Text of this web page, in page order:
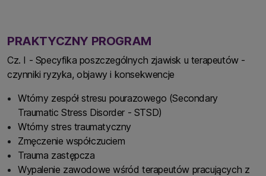
PRAKTYCZNY PROGRAM
Cz. I - Specyfika poszczególnych zjawisk u terapeutów -
czynniki ryzyka, objawy i konsekwencje
Wtórny zespół stresu pourazowego (Secondary
Traumatic Stress Disorder - STSD)
Wtórny stres traumatyczny
Zmęczenie współczuciem
Trauma zastępcza
Wypalenie zawodowe wśród terapeutów pracujących z